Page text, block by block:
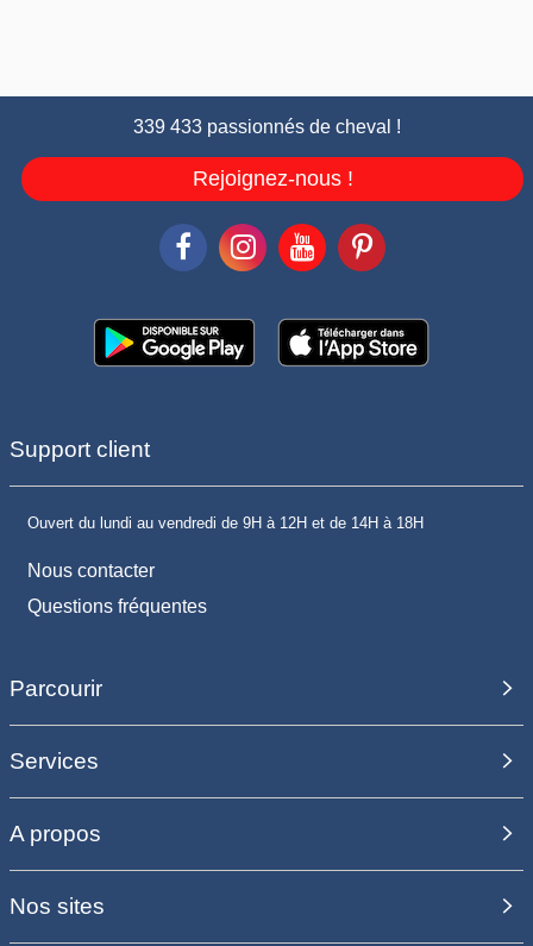
339 433 passionnés de cheval !
Rejoignez-nous !
Support client
Ouvert du lundi au vendredi de 9H à 12H et de 14H à 18H
Nous contacter
Questions fréquentes
Parcourir
Services
A propos
Nos sites